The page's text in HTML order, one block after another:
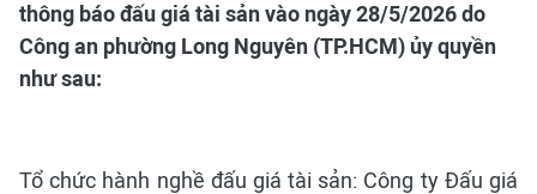
thông báo đấu giá tài sản vào ngày 28/5/2026 do
Công an phường Long Nguyên (TP.HCM) ủy quyền
như sau:
Tổ chức hành nghề đấu giá tài sản: Công ty Đấu giá